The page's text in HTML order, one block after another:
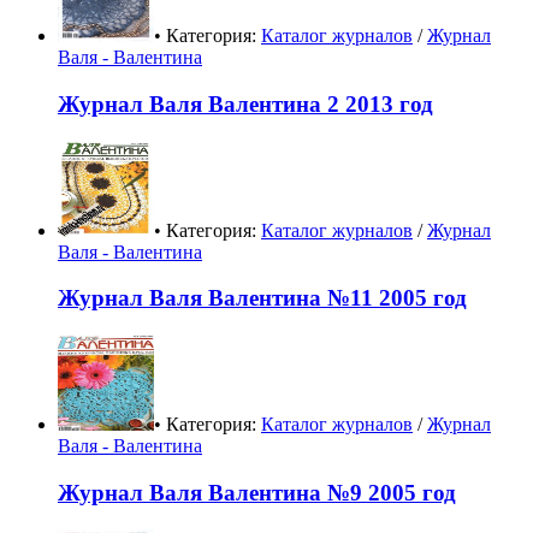
• Категория: Каталог журналов /Журнал
Валя - Валентина
Журнал Валя Валентина 2 2013 год
• Категория: Каталог журналов /Журнал
Валя - Валентина
Журнал Валя Валентина №11 2005 год
• Категория: Каталог журналов /Журнал
Валя - Валентина
Журнал Валя Валентина №9 2005 год